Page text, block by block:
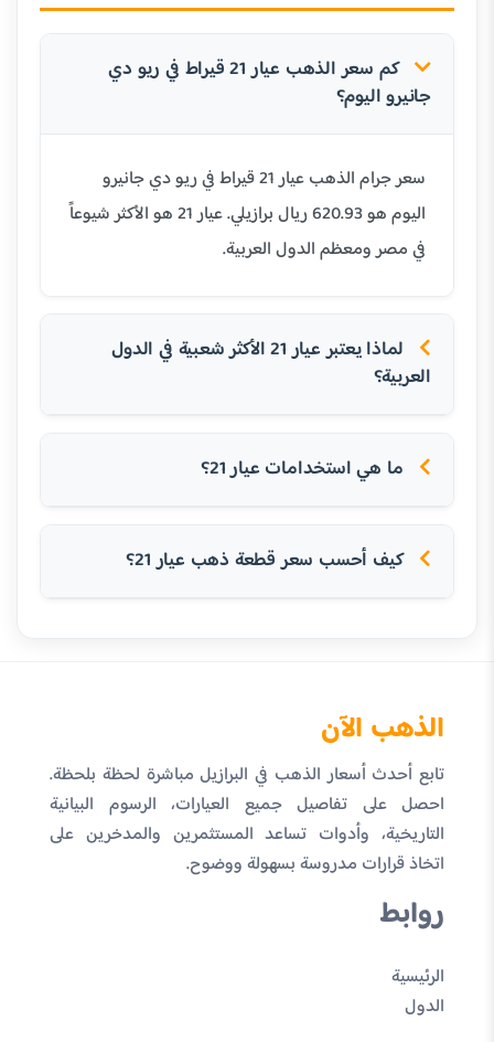
كم سعر الذهب عيار 21 قيراط في ريو دي
جانيرو اليوم؟
سعر جرام الذهب عيار 21 قيراط في ريو دي جانيرو
اليوم هو 620.93 ريال برازيلي. عيار 21 هو الأكثر شيوعاً
في مصر ومعظم الدول العربية.
لماذا يعتبر عيار 21 الأكثر شعبية في الدول
العربية؟
ما هي استخدامات عيار 21؟
كيف أحسب سعر قطعة ذهب عيار 21؟
الذهب الآن
تابع أحدث أسعار الذهب في البرازيل مباشرة لحظة بلحظة.
احصل على تفاصيل جميع العيارات، الرسوم البيانية
التاريخية، وأدوات تساعد المستثمرين والمدخرين على
اتخاذ قرارات مدروسة بسهولة ووضوح.
روابط
الرئيسية
الدول